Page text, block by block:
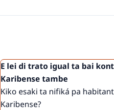
E lei di trato igual ta bai
Karibense tambe
Kiko esaki ta nifiká pa
Karibense?